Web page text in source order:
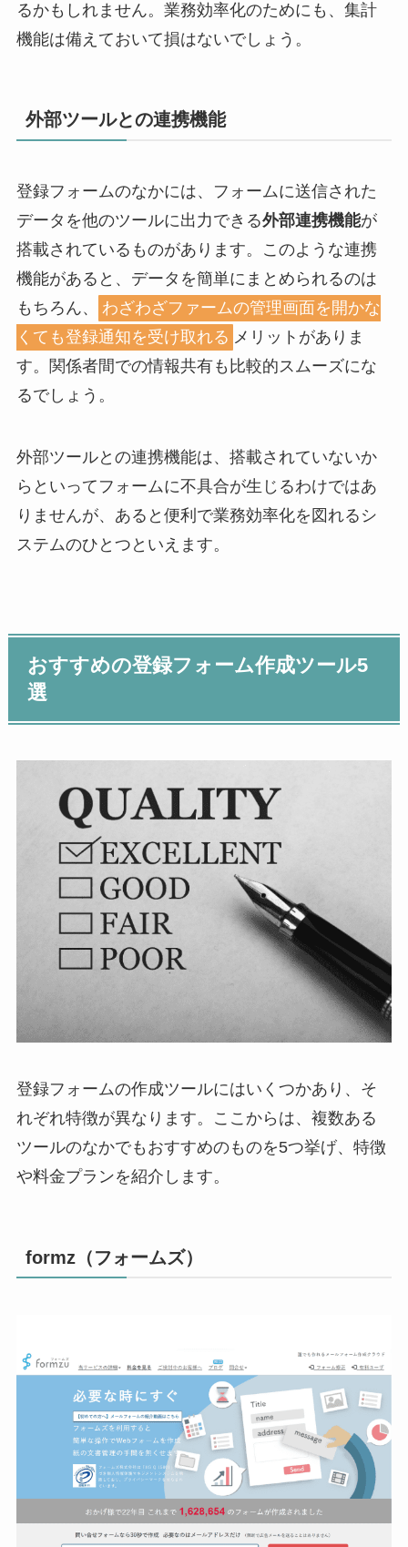
るかもしれません。業務効率化のためにも、集計
機能は備えておいて損はないでしょう。
外部ツールとの連携機能
登録フォームのなかには、フォームに送信された
データを他のツールに出力できる外部連携機能が
搭載されているものがあります。このような連携
機能があると、データを簡単にまとめられるのは
もちろん、
わざわざファームの管理画面を開かな
くても登録通知を受け取れる メリットがありま
す。関係者間での情報共有も比較的スムーズにな
るでしょう。
外部ツールとの連携機能は、搭載されていないか
らといってフォームに不具合が生じるわけではあ
りませんが、あると便利で業務効率化を図れるシ
ステムのひとつといえます。
おすすめの登録フォーム作成ツール5
選
登録フォームの作成ツールにはいくつかあり、そ
れぞれ特徴が異なります。ここからは、複数ある
ツールのなかでもおすすめのものを5つ挙げ、特徴
や料金プランを紹介します。
formz（フォームズ）